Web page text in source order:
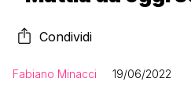
Condividi
Fabiano Minacci 19/06/2022